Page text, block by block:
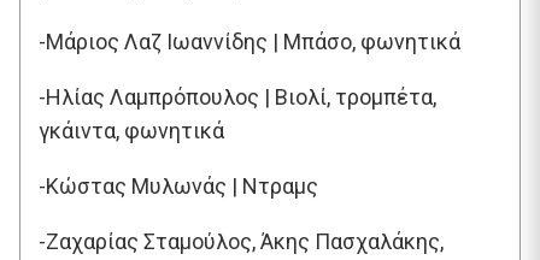
-Μάριος Λαζ Ιωαννίδης | Μπάσο, φωνητικά
-Ηλίας Λαμπρόπουλος | Βιολί, τρομπέτα,
γκάιντα, φωνητικά
-Κώστας Μυλωνάς | Ντραμς
-Ζαχαρίας Σταμούλος, Άκης Πασχαλάκης,